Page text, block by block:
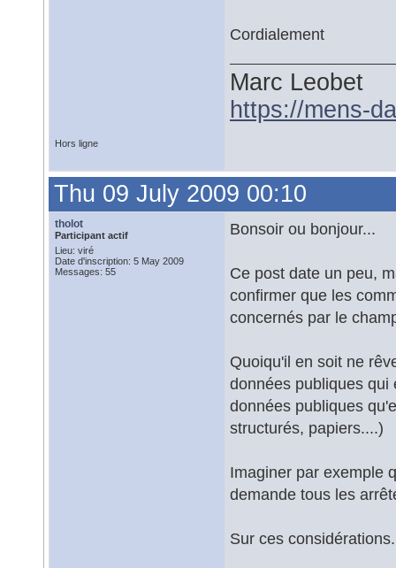
Cordialement
Marc Leobet
https://mens-
Hors ligne
Thu 09 July 2009 00:10
tholot
Participant actif
Lieu: viré
Date d'inscription: 5 May 2009
Messages: 55
Bonsoir ou bonjour...
Ce post date un peu,
confirmer que les
concernés par le
Quoiqu'il en soit ne
données publiques qui
données publiques
structurés, papiers....)
Imaginer par exemple
demande tous les
Sur ces